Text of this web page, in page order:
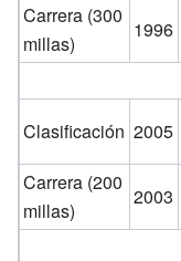
Carrera (300
millas)
1996
Clasificación 2005
Carrera (200
millas)
2003